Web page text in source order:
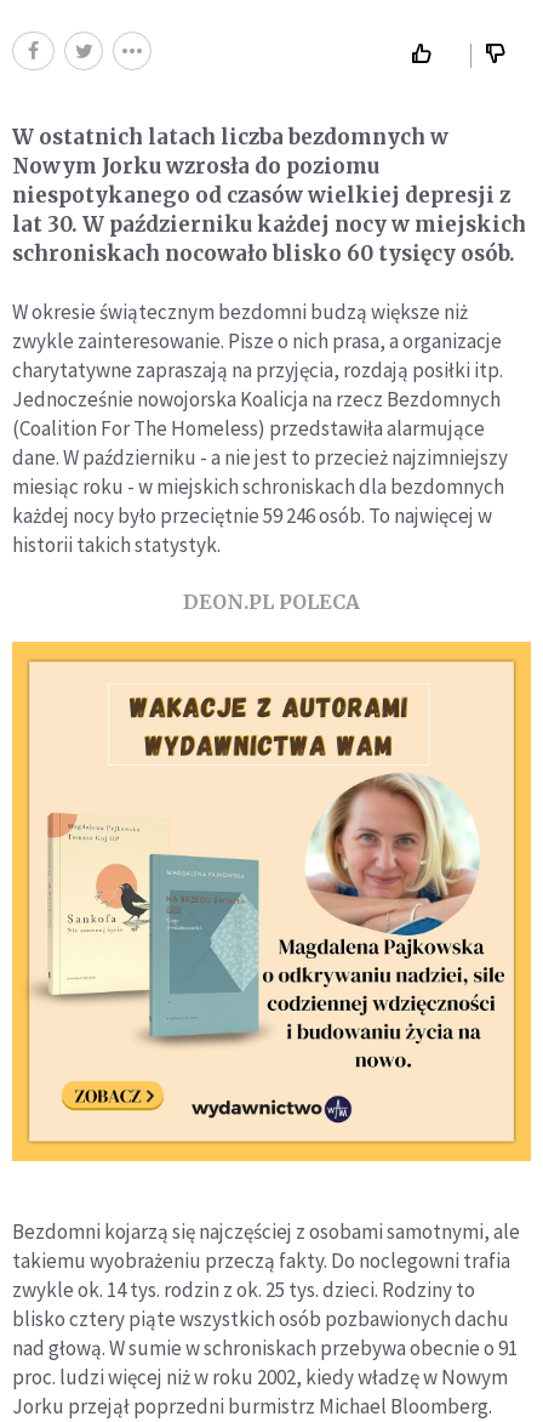
W ostatnich latach liczba bezdomnych w
Nowym Jorku wzrosła do poziomu
niespotykanego od czasów wielkiej depresji z
lat 30. W październiku każdej nocy w miejskich
schroniskach nocowało blisko 60 tysięcy osób.
W okresie świątecznym bezdomni budzą większe niż
zwykle zainteresowanie. Pisze o nich prasa, a organizacje
charytatywne zapraszają na przyjęcia, rozdają posiłki itp.
Jednocześnie nowojorska Koalicja na rzecz Bezdomnych
(Coalition For The Homeless) przedstawiła alarmujące
dane. W październiku - a nie jest to przecież najzimniejszy
miesiąc roku - w miejskich schroniskach dla bezdomnych
każdej nocy było przeciętnie 59 246 osób. To najwięcej w
historii takich statystyk.
DEON.PL POLECA
Bezdomni kojarzą się najczęściej z osobami samotnymi, ale
takiemu wyobrażeniu przeczą fakty. Do noclegowni trafia
zwykle ok. 14 tys. rodzin z ok. 25 tys. dzieci. Rodziny to
blisko cztery piąte wszystkich osób pozbawionych dachu
nad głową. W sumie w schroniskach przebywa obecnie o 91
proc. ludzi więcej niż w roku 2002, kiedy władzę w Nowym
Jorku przejął poprzedni burmistrz Michael Bloomberg.